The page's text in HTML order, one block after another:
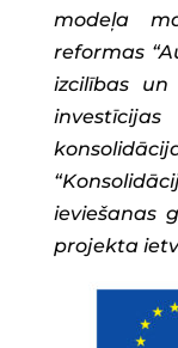
modeļa
reformas
izcilības un
ieviešanas
projekta